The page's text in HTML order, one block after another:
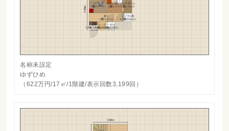
名称未設定
ゆずひめ
（622万円/17㎡/1階建/表示回数3,199回）